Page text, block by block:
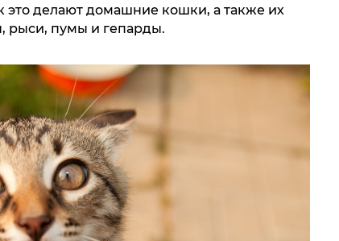
это делают домашние кошки, а также их
рыси, пумы и гепарды.